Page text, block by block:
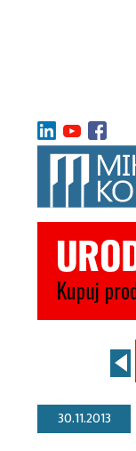
30.11.2013